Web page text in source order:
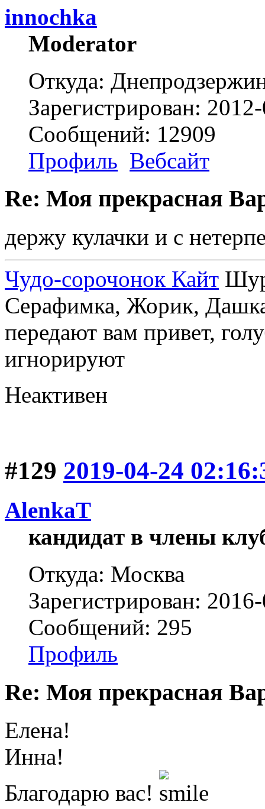
innochka
Moderator
Откуда:
Зарегистрирован:
Сообщений: 12909
Профиль Вебсайт
Re: Моя прекрасная
держу кулачки и с
Чудо-сорочонок Кайт
Серафимка, Жорик,
передают вам привет,
игнорируют
Неактивен
#129 2019-04-24
AlenkaT
кандидат в члены
Откуда: Москва
Зарегистрирован:
Сообщений: 295
Профиль
Re: Моя прекрасная
Елена!
Инна!
Благодарю вас!